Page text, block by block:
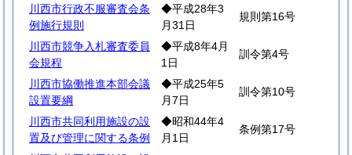
川西市行政不服審査会条
例施行規則
◆平成28年3
月31日
規則第16号
川西市競争入札審査委員
会規程
◆平成8年4月
1日
訓令第4号
川西市協働推進本部会議
設置要綱
◆平成25年5
月7日
訓令第10号
川西市共同利用施設の設
置及び管理に関する条例
◆昭和44年4
月1日
条例第17号